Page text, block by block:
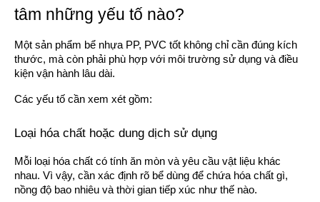
tâm những yếu tố nào?
Một sản phẩm bể nhựa PP, PVC tốt không chỉ cần đúng kích
thước, mà còn phải phù hợp với môi trường sử dụng và điều
kiện vận hành lâu dài.
Các yếu tố cần xem xét gồm:
Loại hóa chất hoặc dung dịch sử dụng
Mỗi loại hóa chất có tính ăn mòn và yêu cầu vật liệu khác
nhau. Vì vậy, cần xác định rõ bể dùng để chứa hóa chất gì,
nồng độ bao nhiêu và thời gian tiếp xúc như thế nào.